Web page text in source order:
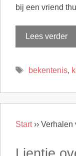
bij een vriend
Lees verder
Tags
bekentenis,
Start›› Verhalen